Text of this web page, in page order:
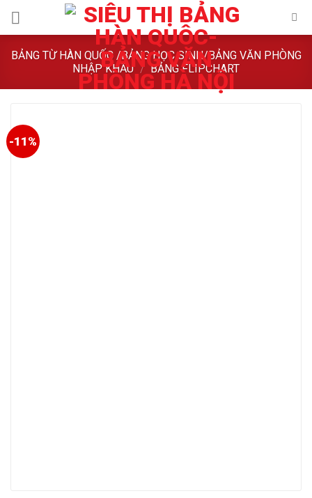
BẢNG TỪ HÀN QUỐC /BẢNG HỌC SINH/BẢNG VĂN PHÒNG
NHẬP KHẨU / BẢNG FLIPCHART
-11%